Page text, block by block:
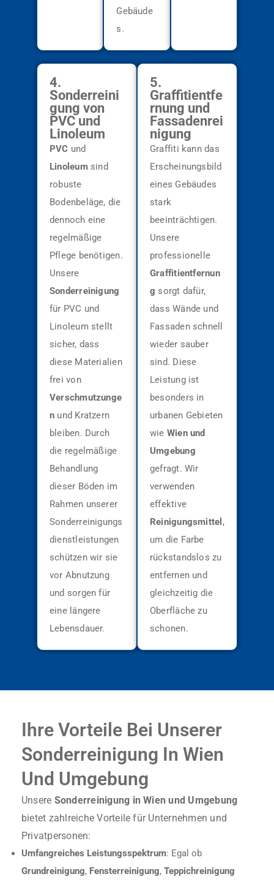
Gebäude
s.
4.
Sonderreini
gung von
PVC und
Linoleum
PVC und
Linoleumsind
robuste
Bodenbeläge, die
dennoch eine
regelmäßige
Pflege benötigen.
Unsere
Sonderreinigung
für PVC und
Linoleum stellt
sicher, dass
diese Materialien
frei von
Verschmutzunge
n und Kratzern
bleiben. Durch
die regelmäßige
Behandlung
dieser Böden im
Rahmen unserer
Sonderreinigungs
dienstleistungen
schützen wir sie
vor Abnutzung
und sorgen für
eine längere
Lebensdauer.
5.
Graffitientfe
rnung und
Fassadenrei
nigung
Graffiti kann das
Erscheinungsbild
eines Gebäudes
stark
beeinträchtigen.
Unsere
professionelle
Graffitientfernun
g sorgt dafür,
dass Wände und
Fassaden schnell
wieder sauber
sind. Diese
Leistung ist
besonders in
urbanen Gebieten
wie Wien und
Umgebung
gefragt. Wir
verwenden
effektive
Reinigungsmittel ,
um die Farbe
rückstandslos zu
entfernen und
gleichzeitig die
Oberfläche zu
schonen.
Ihre Vorteile Bei Unserer
Sonderreinigung In Wien
Und Umgebung
Unsere Sonderreinigung in Wien und Umgebung
bietet zahlreiche Vorteile für Unternehmen und
Privatpersonen:
Umfangreiches Leistungsspektrum: Egal ob
Grundreinigung, Fensterreinigung, Teppichreinigung